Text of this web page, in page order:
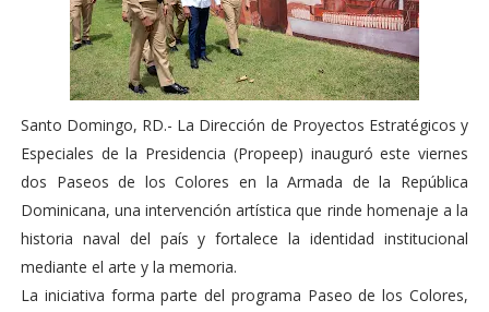
Santo Domingo, RD.- La Dirección de Proyectos Estratégicos y
Especiales de la Presidencia (Propeep) inauguró este viernes
dos Paseos de los Colores en la Armada de la República
Dominicana, una intervención artística que rinde homenaje a la
historia naval del país y fortalece la identidad institucional
mediante el arte y la memoria.
La iniciativa forma parte del programa Paseo de los Colores,